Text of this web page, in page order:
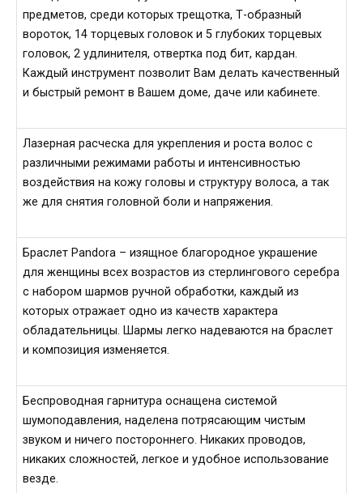
предметов, среди которых трещотка, Т-образный
вороток, 14 торцевых головок и 5 глубоких торцевых
головок, 2 удлинителя, отвертка под бит, кардан.
Каждый инструмент позволит Вам делать качественный
и быстрый ремонт в Вашем доме, даче или кабинете.
Лазерная расческа для укрепления и роста волос с
различными режимами работы и интенсивностью
воздействия на кожу головы и структуру волоса, а так
же для снятия головной боли и напряжения.
Браслет Pandora – изящное благородное украшение
для женщины всех возрастов из стерлингового серебра
с набором шармов ручной обработки, каждый из
которых отражает одно из качеств характера
обладательницы. Шармы легко надеваются на браслет
и композиция изменяется.
Беспроводная гарнитура оснащена системой
шумоподавления, наделена потрясающим чистым
звуком и ничего постороннего. Никаких проводов,
никаких сложностей, легкое и удобное использование
везде.